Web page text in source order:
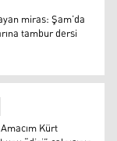
miras: Şam’da
tambur dersi
Kürt